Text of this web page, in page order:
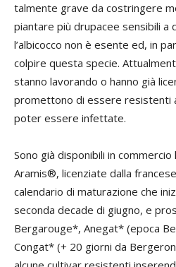
talmente grave da costringere
piantare più drupacee sensibili a
l’albicocco non è esente ed, in
colpire questa specie.
stanno lavorando o hanno già
promettono di essere resistenti
poter essere infettate.
Sono già disponibili in
Aramis®, licenziate dalla
calendario di maturazione che
seconda decade di giugno, e
Bergarouge*, Anegat* (epoca
Congat* (+ 20 giorni da